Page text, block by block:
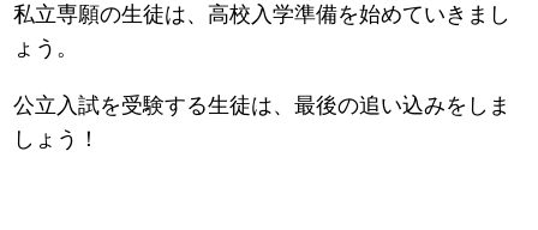
私立専願の生徒は、高校入学準備を始めていきまし
ょう。
公立入試を受験する生徒は、最後の追い込みをしま
しょう！